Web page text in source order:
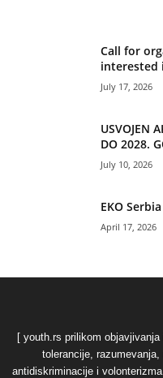
Call for
interested
July 17, 2026
USVOJEN
DO 2028.
July 10, 2026
EKO
April 17, 2026
[ youth.rs prilikom
tolerancije,
antidiskriminacije i